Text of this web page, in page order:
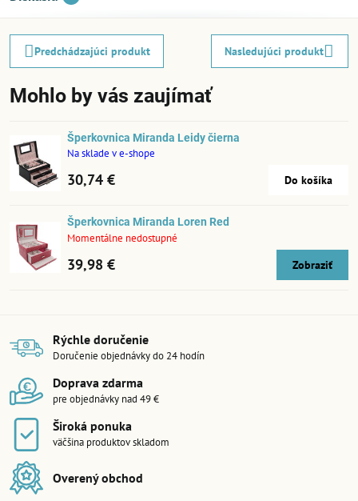
Predchádzajúci produkt Nasledujúci produkt
Mohlo by vás zaujímať
Šperkovnica Miranda Leidy čierna
Na sklade v e-shope
30,74 € Do košíka
Šperkovnica Miranda Loren Red
Momentálne nedostupné
39,98 € Zobraziť
Rýchle doručenie
Doručenie objednávky do 24 hodín
Doprava zdarma
pre objednávky nad 49 €
Široká ponuka
väčšina produktov skladom
Overený obchod